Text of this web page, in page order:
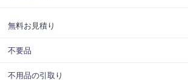
無料お見積り
不要品
不用品の引取り